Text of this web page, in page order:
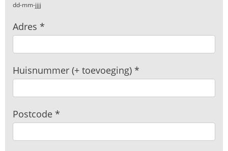
dd-mm-jjjj
Adres *
Huisnummer (+ toevoeging) *
Postcode *